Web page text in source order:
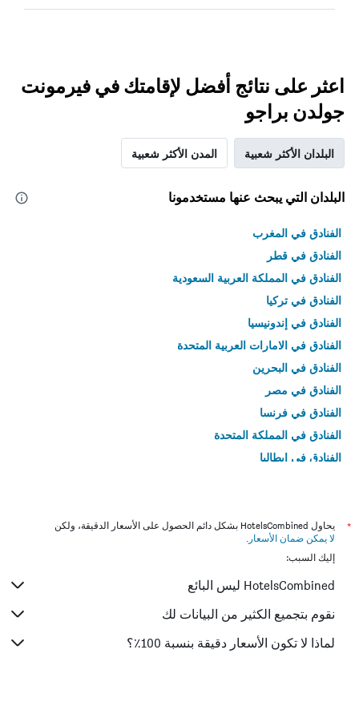
اعثر على نتائج أفضل لإقامتك في فيرمونت
جولدن براجو
البلدان الأكثر شعبية المدن الأكثر شعبية
البلدان التي يبحث عنها مستخدمونا
الفنادق في المغرب
الفنادق في قطر
الفنادق في المملكة العربية السعودية
الفنادق في تركيا
الفنادق في إندونيسيا
الفنادق في الامارات العربية المتحدة
الفنادق في البحرين
الفنادق في مصر
الفنادق في فرنسا
الفنادق في المملكة المتحدة
الفنادق في إيطاليا
*
يحاول HotelsCombined بشكل دائم الحصول على الأسعار الدقيقة، ولكن
لا يمكن ضمان الأسعار .
إليك السبب:
HotelsCombined ليس البائع
نقوم بتجميع الكثير من البيانات لك
لماذا لا تكون الأسعار دقيقة بنسبة 100٪؟